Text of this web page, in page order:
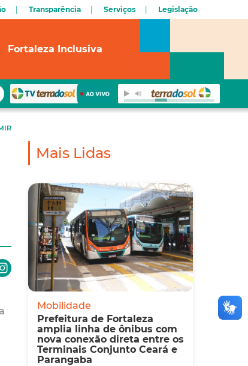
Transparência Serviços Legislação
Fortaleza Inclusiva
Mais Lidas
Mobilidade
Prefeitura de Fortaleza
amplia linha de ônibus com
nova conexão direta entre os
Terminais Conjunto Ceará e
Parangaba